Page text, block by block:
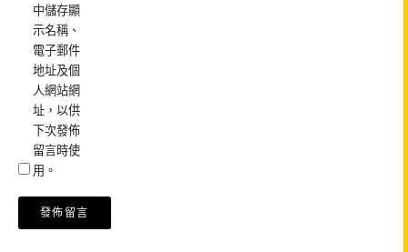
中儲存顯
示名稱、
電子郵件
地址及個
人網站網
址，以供
下次發佈
留言時使
用。